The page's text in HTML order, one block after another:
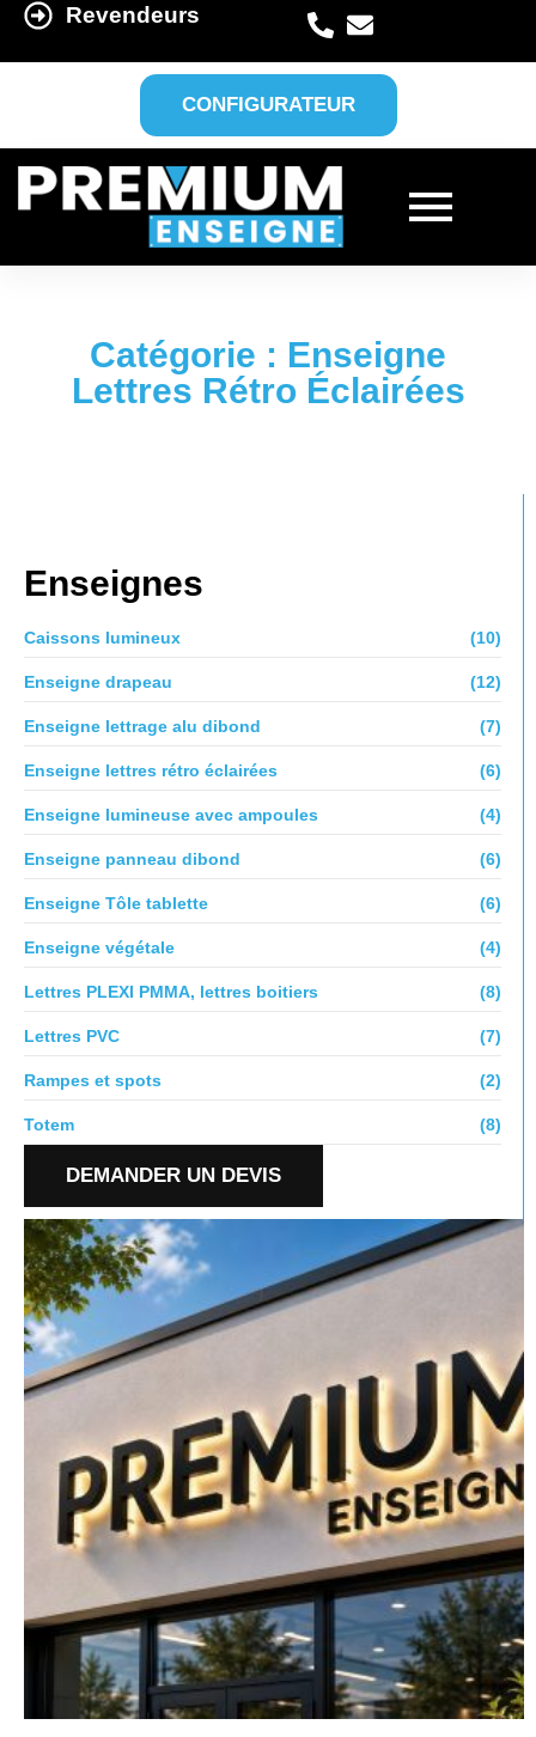
Revendeurs
CONFIGURATEUR
Catégorie : Enseigne
Lettres Rétro Éclairées
Enseignes
Caissons lumineux (10)
Enseigne drapeau (12)
Enseigne lettrage alu dibond (7)
Enseigne lettres rétro éclairées (6)
Enseigne lumineuse avec ampoules (4)
Enseigne panneau dibond (6)
Enseigne Tôle tablette (6)
Enseigne végétale (4)
Lettres PLEXI PMMA, lettres boitiers (8)
Lettres PVC (7)
Rampes et spots (2)
Totem (8)
DEMANDER UN DEVIS